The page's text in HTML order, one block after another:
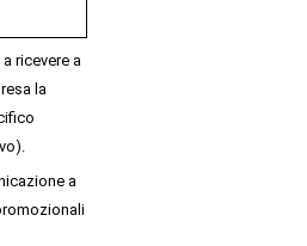
ricevere a
la
a